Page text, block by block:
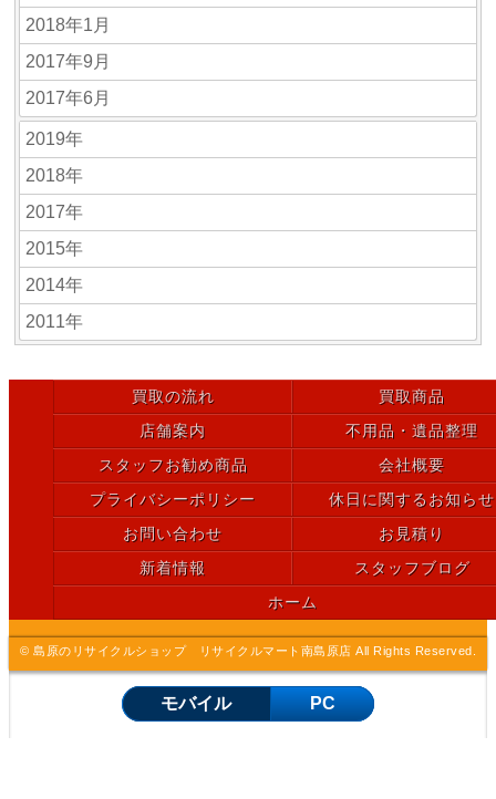
2018年1月
2017年9月
2017年6月
2019年
2018年
2017年
2015年
2014年
2011年
買取の流れ
買取商品
店舗案内
不用品・遺品整理
スタッフお勧め商品
会社概要
プライバシーポリシー
休日に関するお知らせ
お問い合わせ
お見積り
新着情報
スタッフブログ
ホーム
© 島原のリサイクルショップ リサイクルマート南島原店 All Rights Reserved.
モバイル PC